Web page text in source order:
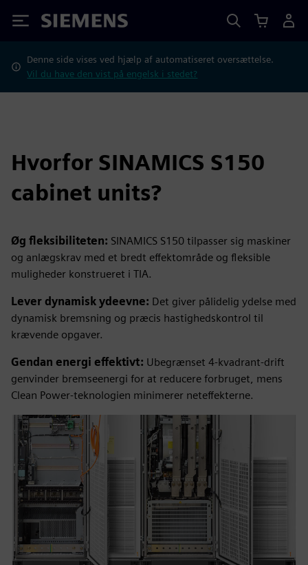
Siemens
Denne side vises ved hjælp af automatiseret oversættelse.
Vil du have den vist på engelsk i stedet?
Hvorfor SINAMICS S150
cabinet units?
Øg fleksibiliteten: SINAMICS S150 tilpasser sig maskiner
og anlægskrav med et bredt effektområde og fleksible
muligheder konstrueret i TIA.
Lever dynamisk ydeevne: Det giver pålidelig ydelse med
dynamisk bremsning og præcis hastighedskontrol til
krævende opgaver.
Gendan energi effektivt: Ubegrænset 4-kvadrant-drift
genvinder bremseenergi for at reducere forbruget, mens
Clean Power-teknologien minimerer neteffekterne.